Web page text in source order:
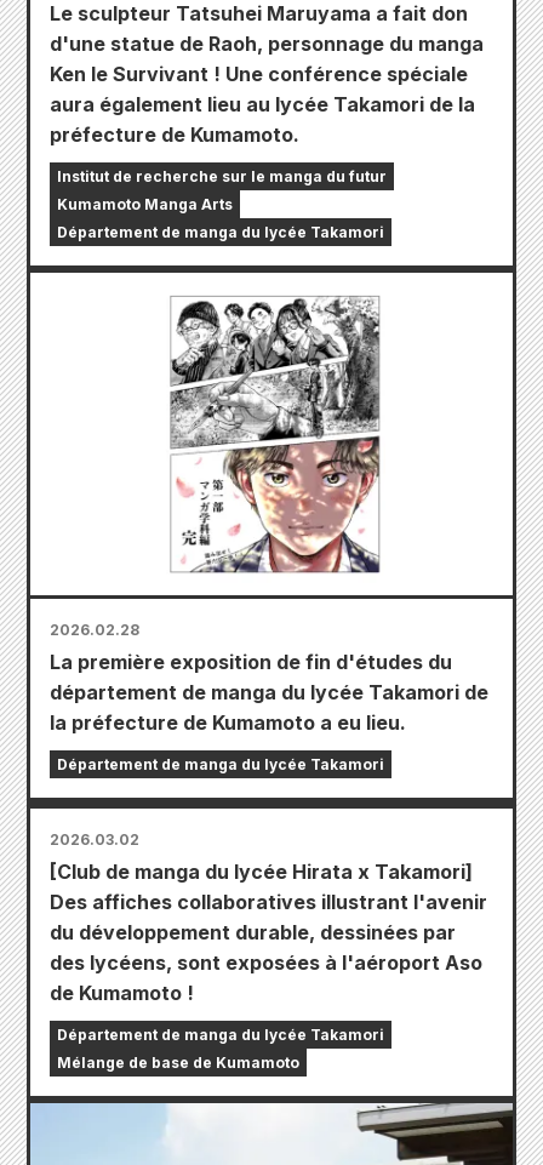
Le sculpteur Tatsuhei Maruyama a fait don
d'une statue de Raoh, personnage du manga
Ken le Survivant ! Une conférence spéciale
aura également lieu au lycée Takamori de la
préfecture de Kumamoto.
Institut de recherche sur le manga du futur
Kumamoto Manga Arts
Département de manga du lycée Takamori
2026.02.28
La première exposition de fin d'études du
département de manga du lycée Takamori de
la préfecture de Kumamoto a eu lieu.
Département de manga du lycée Takamori
2026.03.02
[Club de manga du lycée Hirata x Takamori]
Des affiches collaboratives illustrant l'avenir
du développement durable, dessinées par
des lycéens, sont exposées à l'aéroport Aso
de Kumamoto !
Département de manga du lycée Takamori
Mélange de base de Kumamoto